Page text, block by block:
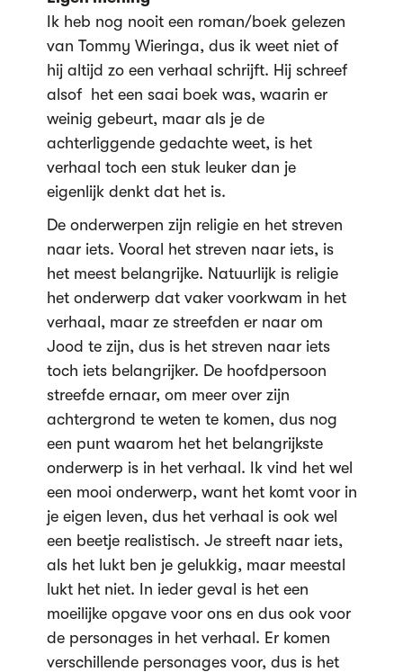
Ik heb nog nooit een roman/boek gelezen
van Tommy Wieringa, dus ik weet niet of
hij altijd zo een verhaal schrijft. Hij schreef
alsof het een saai boek was, waarin er
weinig gebeurt, maar als je de
achterliggende gedachte weet, is het
verhaal toch een stuk leuker dan je
eigenlijk denkt dat het is.
De onderwerpen zijn religie en het streven
naar iets. Vooral het streven naar iets, is
het meest belangrijke. Natuurlijk is religie
het onderwerp dat vaker voorkwam in het
verhaal, maar ze streefden er naar om
Jood te zijn, dus is het streven naar iets
toch iets belangrijker. De hoofdpersoon
streefde ernaar, om meer over zijn
achtergrond te weten te komen, dus nog
een punt waarom het het belangrijkste
onderwerp is in het verhaal. Ik vind het wel
een mooi onderwerp, want het komt voor in
je eigen leven, dus het verhaal is ook wel
een beetje realistisch. Je streeft naar iets,
als het lukt ben je gelukkig, maar meestal
lukt het niet. In ieder geval is het een
moeilijke opgave voor ons en dus ook voor
de personages in het verhaal. Er komen
verschillende personages voor, dus is het